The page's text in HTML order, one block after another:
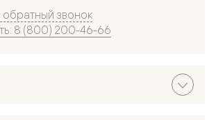
обратный звонок
8 (800) 200-46-66